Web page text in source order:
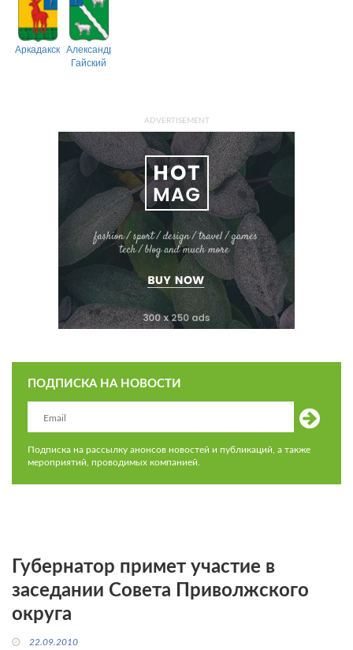
АркадакскийАлександрово-
Гайский
ADVERTISEMENT
ПОДПИСКА НА НОВОСТИ
Подписка на рассылку анонсов новостей и публикаций, а также
мероприятий, проводимых компанией.
Губернатор примет участие в
заседании Совета Приволжского
округа
22.09.2010